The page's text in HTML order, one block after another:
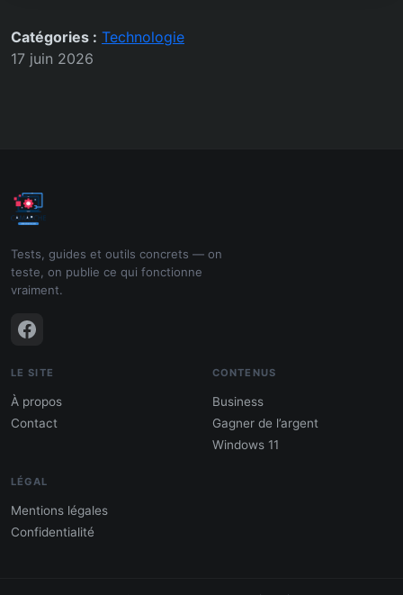
Catégories : Technologie
17 juin 2026
Tests, guides et outils concrets — on
teste, on publie ce qui fonctionne
vraiment.
LE SITE
À propos
Contact
CONTENUS
Business
Gagner de l’argent
Windows 11
LÉGAL
Mentions légales
Confidentialité